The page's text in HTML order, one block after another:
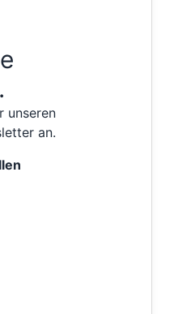
unseren
an.